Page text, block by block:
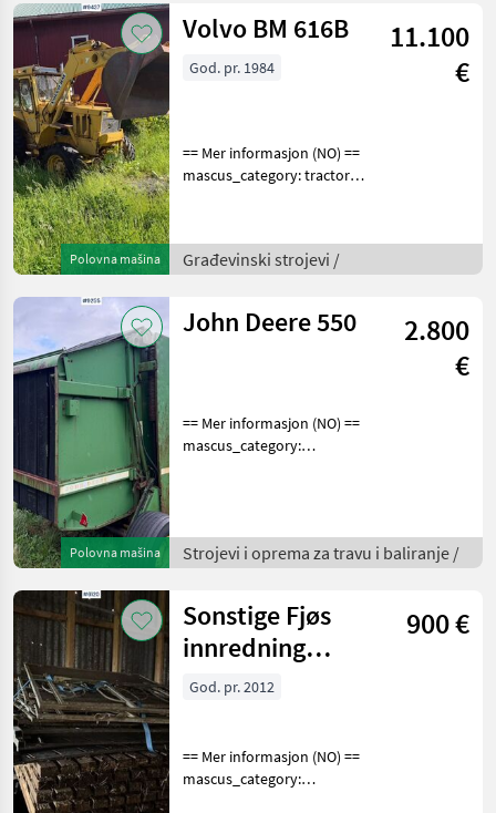
Polovna mašina
Volvo BM 616B
11.100
€
God. pr. 1984
== Mer informasjon (NO) ==
mascus_category: tractors
See
en.landbrukssalg.no/9437
Specification
Građevinski strojevi /
Polovna mašina
John Deere 550
2.800
€
== Mer informasjon (NO) ==
mascus_category:
en.landbrukssalg.no/9255
for more images Specif
Strojevi i oprema za travu i baliranje /
Sonstige Fjøs
innredning
Kalveinnredning
900 €
God. pr. 2012
== Mer informasjon (NO) ==
mascus_category: